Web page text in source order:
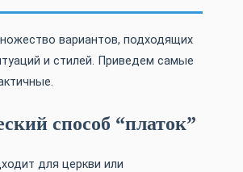
вариантов, подходящих
и стилей. Приведем самые
способ “платок”
для церкви или